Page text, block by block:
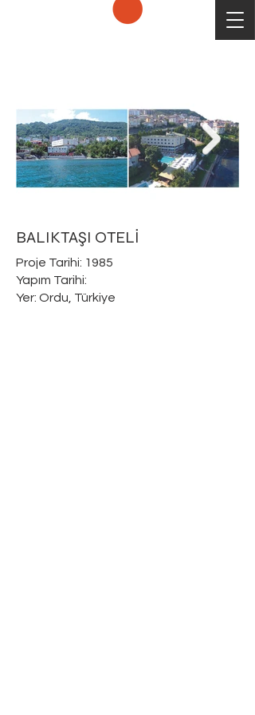
BALIKTAŞI OTELİ
Proje Tarihi: 1985
Yapım Tarihi:
Yer: Ordu, Türkiye